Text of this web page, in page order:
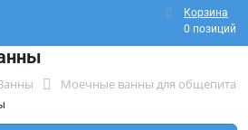
Корзина
0 позиций
Моечные ванны для общепита